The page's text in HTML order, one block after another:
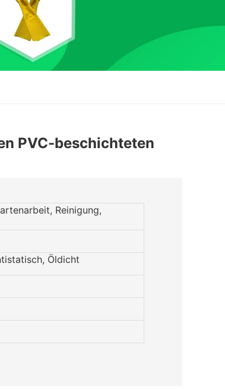
PVC-beschichteten
Reinigung,
Öldicht